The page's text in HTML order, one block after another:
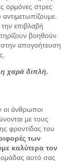
ορμόνες στρες
επιβλαβή
βοηθούν
στην απογοήτευση
η χαρά διπλή.
οι άνθρωποι
με τους
φροντίδας του
των
καλύτερα τον
ομάδας αυτό σας